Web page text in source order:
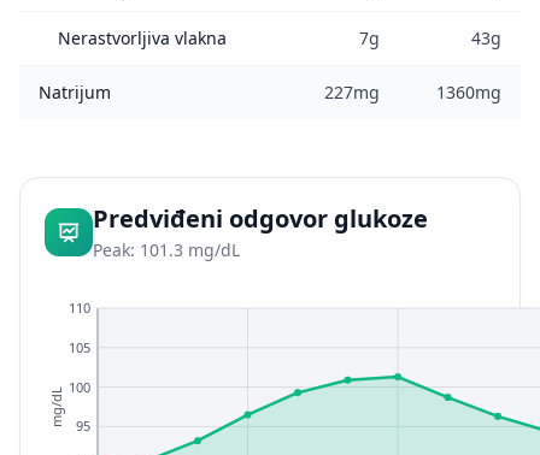
Nerastvorljiva vlakna 7g 43g
Natrijum 227mg 1360mg
Predviđeni odgovor glukoze
Peak: 101.3 mg/dL
95
100
105
110
mg/dL